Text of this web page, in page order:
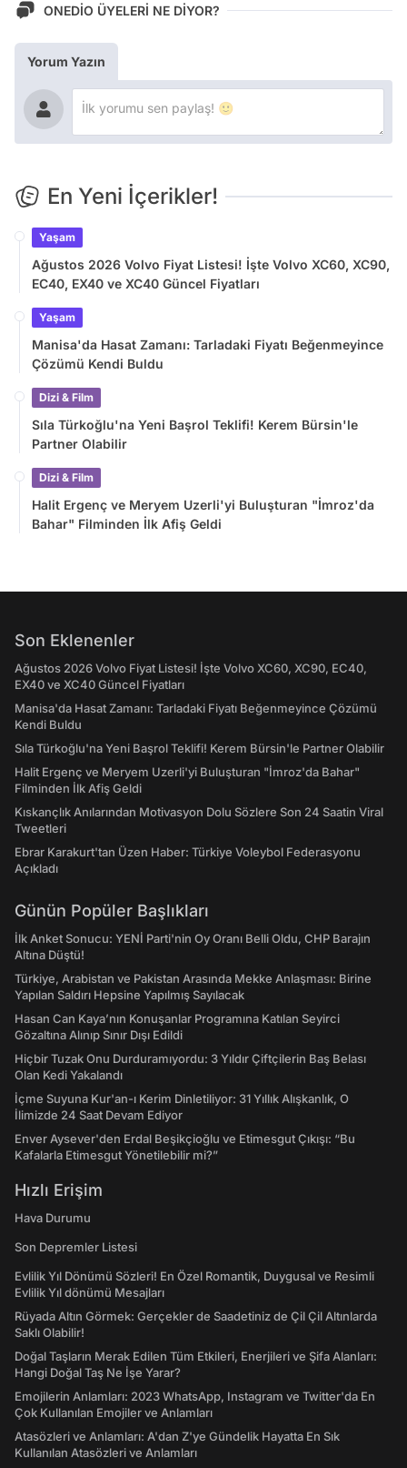
ONEDİO ÜYELERİ NE DİYOR?
Yorum Yazın
En Yeni İçerikler!
Yaşam
Ağustos 2026 Volvo Fiyat Listesi! İşte Volvo XC60, XC90,
EC40, EX40 ve XC40 Güncel Fiyatları
Yaşam
Manisa'da Hasat Zamanı: Tarladaki Fiyatı Beğenmeyince
Çözümü Kendi Buldu
Dizi & Film
Sıla Türkoğlu'na Yeni Başrol Teklifi! Kerem Bürsin'le
Partner Olabilir
Dizi & Film
Halit Ergenç ve Meryem Uzerli'yi Buluşturan "İmroz'da
Bahar" Filminden İlk Afiş Geldi
Son Eklenenler
Ağustos 2026 Volvo Fiyat Listesi! İşte Volvo XC60, XC90, EC40,
EX40 ve XC40 Güncel Fiyatları
Manisa'da Hasat Zamanı: Tarladaki Fiyatı Beğenmeyince Çözümü
Kendi Buldu
Sıla Türkoğlu'na Yeni Başrol Teklifi! Kerem Bürsin'le Partner Olabilir
Halit Ergenç ve Meryem Uzerli'yi Buluşturan "İmroz'da Bahar"
Filminden İlk Afiş Geldi
Kıskançlık Anılarından Motivasyon Dolu Sözlere Son 24 Saatin Viral
Tweetleri
Ebrar Karakurt'tan Üzen Haber: Türkiye Voleybol Federasyonu
Açıkladı
Günün Popüler Başlıkları
İlk Anket Sonucu: YENİ Parti'nin Oy Oranı Belli Oldu, CHP Barajın
Altına Düştü!
Türkiye, Arabistan ve Pakistan Arasında Mekke Anlaşması: Birine
Yapılan Saldırı Hepsine Yapılmış Sayılacak
Hasan Can Kaya’nın Konuşanlar Programına Katılan Seyirci
Gözaltına Alınıp Sınır Dışı Edildi
Hiçbir Tuzak Onu Durduramıyordu: 3 Yıldır Çiftçilerin Baş Belası
Olan Kedi Yakalandı
İçme Suyuna Kur'an-ı Kerim Dinletiliyor: 31 Yıllık Alışkanlık, O
İlimizde 24 Saat Devam Ediyor
Enver Aysever'den Erdal Beşikçioğlu ve Etimesgut Çıkışı: “Bu
Kafalarla Etimesgut Yönetilebilir mi?”
Hızlı Erişim
Hava Durumu
Son Depremler Listesi
Evlilik Yıl Dönümü Sözleri! En Özel Romantik, Duygusal ve Resimli
Evlilik Yıl dönümü Mesajları
Rüyada Altın Görmek: Gerçekler de Saadetiniz de Çil Çil Altınlarda
Saklı Olabilir!
Doğal Taşların Merak Edilen Tüm Etkileri, Enerjileri ve Şifa Alanları:
Hangi Doğal Taş Ne İşe Yarar?
Emojilerin Anlamları: 2023 WhatsApp, Instagram ve Twitter'da En
Çok Kullanılan Emojiler ve Anlamları
Atasözleri ve Anlamları: A'dan Z'ye Gündelik Hayatta En Sık
Kullanılan Atasözleri ve Anlamları